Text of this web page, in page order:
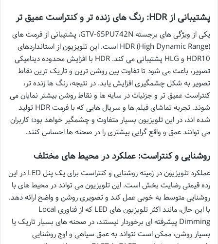
پشتیبانی از HDR: رنگ های زنده تر و کنتراست عمیق تر
یکی از ویژگی های برجسته GTV-65PU742N، پشتیبانی از فرمت های
HDR (High Dynamic Range) است. این تلویزیون از استانداردهای
HDR10 و HLG پشتیبانی می کند. HDR با افزایش محدوده دینامیکی
تصویر، باعث می شود تا تفاوت بین روشن ترین و تاریک ترین نقاط
تصویر به شکل چشمگیری افزایش یابد. در نتیجه، رنگ ها زنده تر،
کنتراست عمیق تر و جزئیات در سایه ها و نقاط روشن بیشتر نمایان می
شوند. تجربه تماشای فیلم ها و سریال هایی که با فرمت HDR تولید
شده اند، در این تلویزیون بسیار متفاوت و چشمگیر خواهد بود؛ کاربران
می توانند عمق و واقع گرایی بیشتری را در صحنه ها احساس کنند.
روشنایی و کنتراست: عملکرد در محیط های مختلف
عملکرد تلویزیون در زمینه روشنایی و کنتراست برای یک پنل LED در این
رده قیمتی رضایت بخش است. این تلویزیون می تواند در محیط های با
روشنایی متوسط به خوبی عمل کند و تصویری روشن و واضح ارائه دهد.
با این حال، مانند اکثر تلویزیون های LED که از فناوری Local
Dimming پیشرفته ای برخوردار نیستند، در صحنه های بسیار تاریک یا
بسیار روشن، ممکن است نتواند به عمق سیاهی و اوج روشنایی